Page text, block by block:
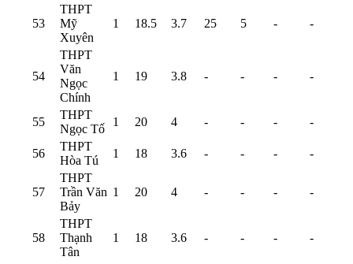
53
THPT
Mỹ
Xuyên
1 18.5 3.7 25 5 - -
54
THPT
Văn
Ngọc
Chính
1 19 3.8 - - - -
55
THPT
Ngọc Tố
1 20 4 - - - -
56
THPT
Hòa Tú
1 18 3.6 - - - -
57
THPT
Trần Văn
Bảy
1 20 4 - - - -
58
THPT
Thạnh
Tân
1 18 3.6 - - - -